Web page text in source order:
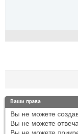
Ваши права
Вы не можете
Вы не можете